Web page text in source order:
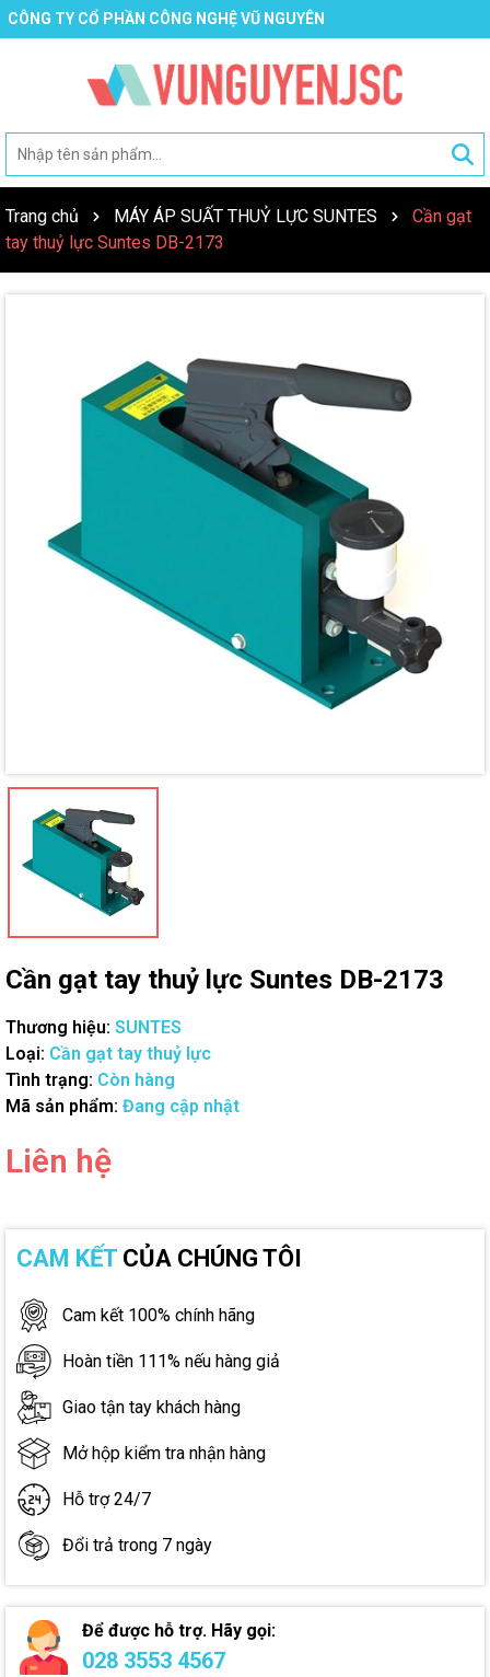
CÔNG TY CỔ PHẦN CÔNG NGHỆ VŨ NGUYÊN
Trang chủ MÁY ÁP SUẤT THUỶ LỰC SUNTES
Cần gạt
tay thuỷ lực Suntes DB-2173
Cần gạt tay thuỷ lực Suntes DB-2173
Thương hiệu: SUNTES
Loại: Cần gạt tay thuỷ lực
Tình trạng: Còn hàng
Mã sản phẩm: Đang cập nhật
Liên hệ
CAM KẾT CỦA CHÚNG TÔI
Cam kết 100% chính hãng
Hoàn tiền 111% nếu hàng giả
Giao tận tay khách hàng
Mở hộp kiểm tra nhận hàng
Hỗ trợ 24/7
Đổi trả trong 7 ngày
Để được hỗ trợ. Hãy gọi:
028 3553 4567
Mã giảm giá: